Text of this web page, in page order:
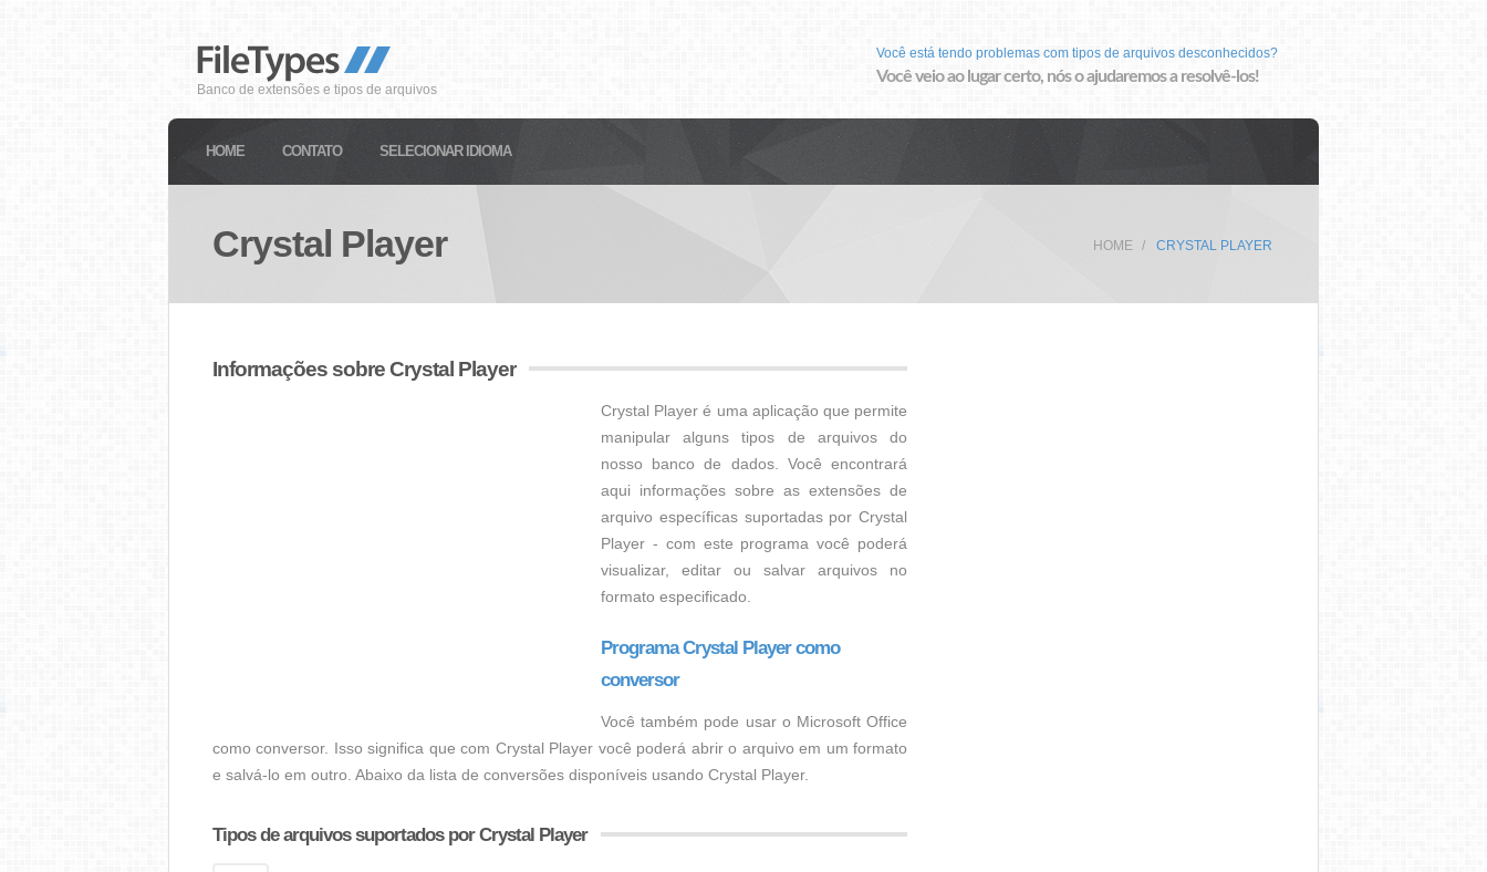
Banco de extensões e tipos de arquivos
Você está tendo problemas com tipos de arquivos desconhecidos?
Você veio ao lugar certo, nós o ajudaremos a resolvê-los!
HOME CONTATO SELECIONAR IDIOMA
Crystal Player HOME CRYSTAL PLAYER
Informações sobre Crystal Player
Crystal Player é uma aplicação que permite
manipular alguns tipos de arquivos do
nosso banco de dados. Você encontrará
aqui informações sobre as extensões de
arquivo específicas suportadas por Crystal
Player - com este programa você poderá
visualizar, editar ou salvar arquivos no
formato especificado.
Programa Crystal Player como
conversor
Você também pode usar o Microsoft Office
como conversor. Isso significa que com Crystal Player você poderá abrir o arquivo em um formato
e salvá-lo em outro. Abaixo da lista de conversões disponíveis usando Crystal Player.
Tipos de arquivos suportados por Crystal Player